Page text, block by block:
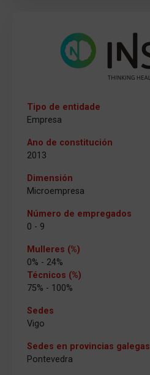
Tipo de entidade
Empresa
Ano de constitución
2013
Dimensión
Microempresa
Número de empregados
0 - 9
Mulleres (%)
0% - 24%
Técnicos (%)
75% - 100%
Sedes
Vigo
Sedes en provincias galegas
Pontevedra